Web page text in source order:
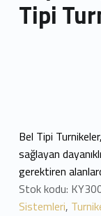
Tipi
Bel Tipi
sağlayan
gerektiren
Stok kodu:
Sistemleri,